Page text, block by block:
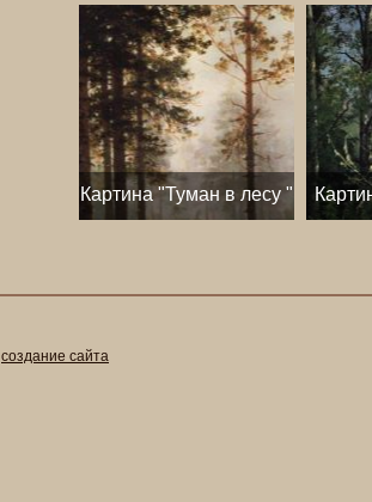
Картина "Туман в лесу "
создание сайта